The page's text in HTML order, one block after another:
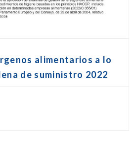
alimentarios a lo
de suministro 2022